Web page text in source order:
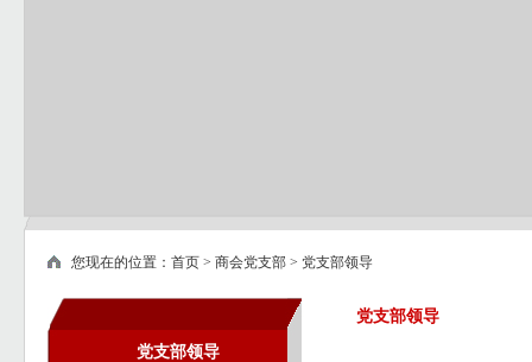
您现在的位置： 首页 > 商会党支部 > 党支部领导
党支部领导
党支部领导